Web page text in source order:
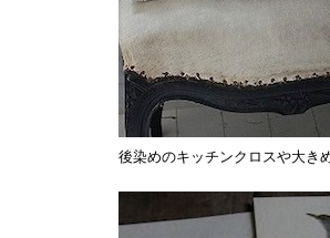
後染めのキッチンクロスや大き